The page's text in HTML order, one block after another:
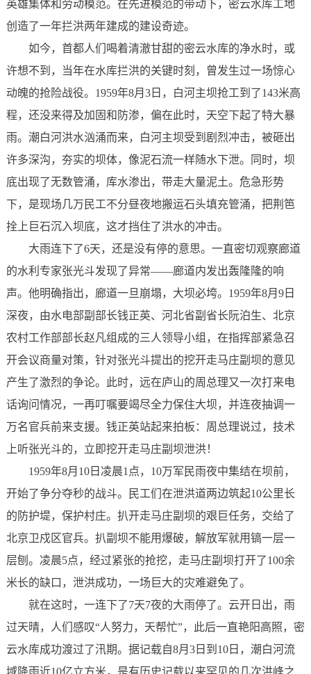
英雄集体和劳动模范。在先进模范的带动下，密云水库工地
创造了一年拦洪两年建成的建设奇迹。
如今，首都人们喝着清澈甘甜的密云水库的净水时，或
许想不到，当年在水库拦洪的关键时刻，曾发生过一场惊心
动魄的抢险战役。1959年8月3日，白河主坝抢工到了143米高
程，还没来得及加固和防渗，偏在此时，天空下起了特大暴
雨。潮白河洪水汹涌而来，白河主坝受到剧烈冲击，被砸出
许多深沟，夯实的坝体，像泥石流一样随水下泄。同时，坝
底出现了无数管涌，库水渗出，带走大量泥土。危急形势
下，是现场几万民工不分昼夜地搬运石头填充管涌，把荆笆
拴上巨石沉入坝底，这才挡住了洪水的冲击。
大雨连下了6天，还是没有停的意思。一直密切观察廊道
的水利专家张光斗发现了异常——廊道内发出轰隆隆的响
声。他明确指出，廊道一旦崩塌，大坝必垮。1959年8月9日
深夜，由水电部副部长钱正英、河北省副省长阮泊生、北京
农村工作部部长赵凡组成的三人领导小组，在指挥部紧急召
开会议商量对策，针对张光斗提出的挖开走马庄副坝的意见
产生了激烈的争论。此时，远在庐山的周总理又一次打来电
话询问情况，一再叮嘱要竭尽全力保住大坝，并连夜抽调一
万名官兵前来支援。钱正英站起来拍板：周总理说过，技术
上听张光斗的，立即挖开走马庄副坝泄洪！
1959年8月10日凌晨1点，10万军民雨夜中集结在坝前，
开始了争分夺秒的战斗。民工们在泄洪道两边筑起10公里长
的防护堤，保护村庄。扒开走马庄副坝的艰巨任务，交给了
北京卫戍区官兵。扒副坝不能用爆破，解放军就用镐一层一
层刨。凌晨5点，经过紧张的抢挖，走马庄副坝打开了100余
米长的缺口，泄洪成功，一场巨大的灾难避免了。
就在这时，一连下了7天7夜的大雨停了。云开日出，雨
过天晴，人们感叹“人努力，天帮忙”，此后一直艳阳高照，密
云水库成功渡过了汛期。据记载自8月3日到10日，潮白河流